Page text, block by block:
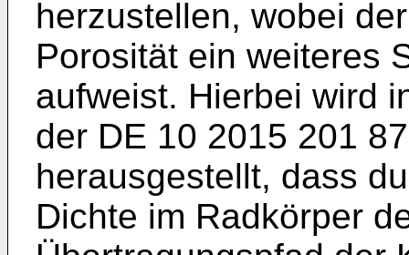
herzustellen, wobei
Porosität ein weiteres
aufweist. Hierbei wird
der DE 10 2015 201
herausgestellt, dass
Dichte im Radkörper